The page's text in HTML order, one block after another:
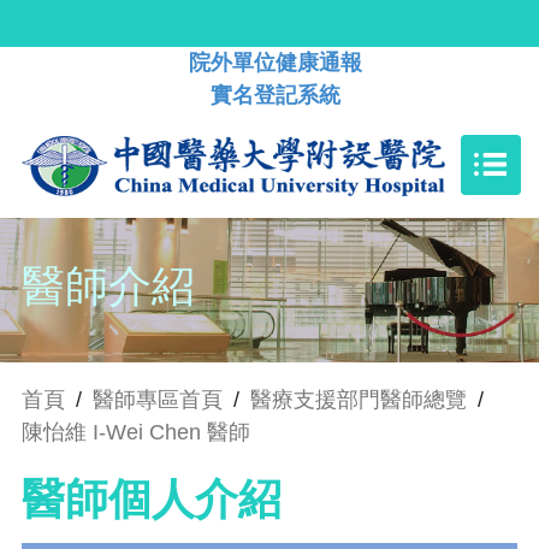
院外單位健康通報
實名登記系統
醫師介紹
首頁 / 醫師專區首頁 / 醫療支援部門醫師總覽 /
陳怡維 I-Wei Chen 醫師
醫師個人介紹